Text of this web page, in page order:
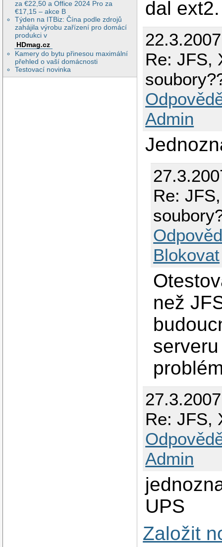
za €22,50 a Office 2024 Pro za
€17,15 – akce B
Týden na ITBiz: Čína podle zdrojů
zahájila výrobu zařízení pro domácí
produkci v
HDmag.cz
Kamery do bytu přinesou maximální
přehled o vaší domácnosti
Testovací novinka
dal ext2.
Re: JFS,
Admin
Re:
Blokovat
než
Re: JFS,
Admin
UPS
Založit